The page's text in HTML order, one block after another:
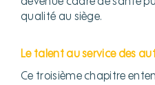
qualité au siège.
Le talent au service des
Ce troisième chapitre